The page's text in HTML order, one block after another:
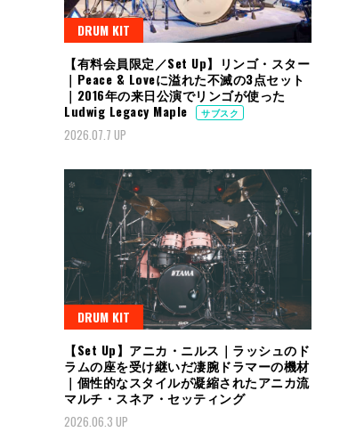
DRUM KIT
【有料会員限定／Set Up】リンゴ・スター
｜Peace & Loveに溢れた不滅の3点セット
｜2016年の来日公演でリンゴが使った
Ludwig Legacy Maple
サブスク
2026.07.7 UP
DRUM KIT
【Set Up】アニカ・ニルス｜ラッシュのド
ラムの座を受け継いだ凄腕ドラマーの機材
｜個性的なスタイルが凝縮されたアニカ流
マルチ・スネア・セッティング
2026.06.3 UP